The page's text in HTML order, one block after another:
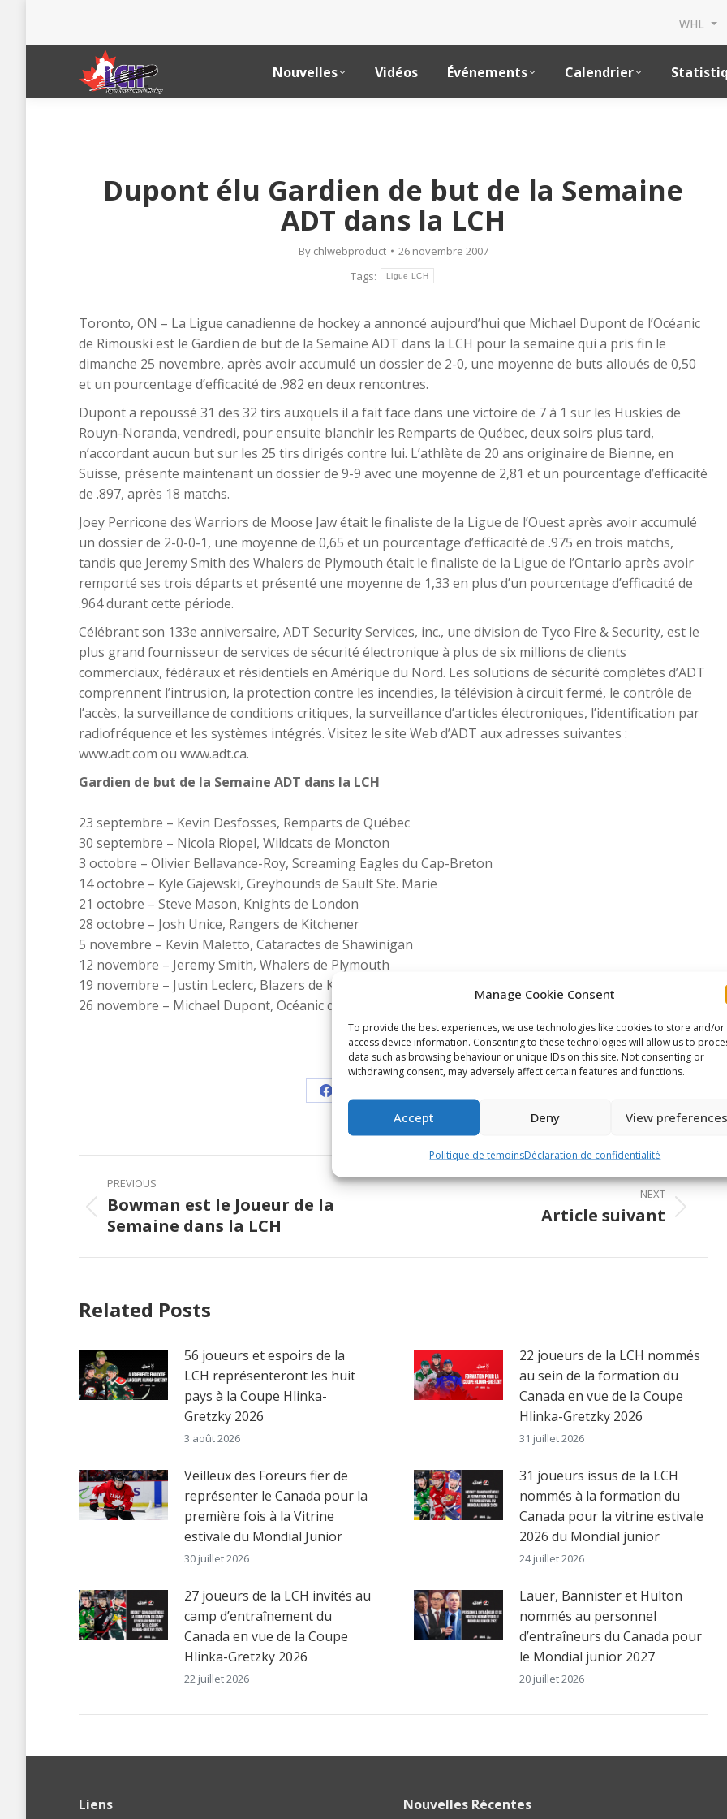
Manage Cookie Consent
To provide the best experiences, we use technologies like cookies to store and/or
access device information. Consenting to these technologies will allow us to
data such as browsing behaviour or unique IDs on this site. Not consenting or
withdrawing consent, may adversely affect certain features and functions.
Accept Deny View preferences
Politique de témoinsDéclaration de confidentialité
WHL
Nouvelles Vidéos Événements Calendrier
Dupont élu Gardien de but de la Semaine
ADT dans la LCH
By chlwebproduct
26 novembre 2007
Tags:
Ligue LCH
Toronto, ON – La Ligue canadienne de hockey a annoncé aujourd’hui que Michael Dupont de l’Océanic
de Rimouski est le Gardien de but de la Semaine ADT dans la LCH pour la semaine qui a pris fin le
dimanche 25 novembre, après avoir accumulé un dossier de 2-0, une moyenne de buts alloués de 0,50
et un pourcentage d’efficacité de .982 en deux rencontres.
Dupont a repoussé 31 des 32 tirs auxquels il a fait face dans une victoire de 7 à 1 sur les Huskies de
Rouyn-Noranda, vendredi, pour ensuite blanchir les Remparts de Québec, deux soirs plus tard,
n’accordant aucun but sur les 25 tirs dirigés contre lui. L’athlète de 20 ans originaire de Bienne, en
Suisse, présente maintenant un dossier de 9-9 avec une moyenne de 2,81 et un pourcentage d’efficacité
de .897, après 18 matchs.
Joey Perricone des Warriors de Moose Jaw était le finaliste de la Ligue de l’Ouest après avoir accumulé
un dossier de 2-0-0-1, une moyenne de 0,65 et un pourcentage d’efficacité de .975 en trois matchs,
tandis que Jeremy Smith des Whalers de Plymouth était le finaliste de la Ligue de l’Ontario après avoir
remporté ses trois départs et présenté une moyenne de 1,33 en plus d’un pourcentage d’efficacité de
.964 durant cette période.
Célébrant son 133e anniversaire, ADT Security Services, inc., une division de Tyco Fire & Security, est le
plus grand fournisseur de services de sécurité électronique à plus de six millions de clients
commerciaux, fédéraux et résidentiels en Amérique du Nord. Les solutions de sécurité complètes d’ADT
comprennent l’intrusion, la protection contre les incendies, la télévision à circuit fermé, le contrôle de
l’accès, la surveillance de conditions critiques, la surveillance d’articles électroniques, l’identification par
radiofréquence et les systèmes intégrés. Visitez le site Web d’ADT aux adresses suivantes :
www.adt.com ou www.adt.ca.
Gardien de but de la Semaine ADT dans la LCH
23 septembre – Kevin Desfosses, Remparts de Québec
30 septembre – Nicola Riopel, Wildcats de Moncton
3 octobre – Olivier Bellavance-Roy, Screaming Eagles du Cap-Breton
14 octobre – Kyle Gajewski, Greyhounds de Sault Ste. Marie
21 octobre – Steve Mason, Knights de London
28 octobre – Josh Unice, Rangers de Kitchener
5 novembre – Kevin Maletto, Cataractes de Shawinigan
12 novembre – Jeremy Smith, Whalers de Plymouth
19 novembre – Justin Leclerc, Blazers de Kamloops
26 novembre – Michael Dupont, Océanic de Rimouski
Share This Article
Share
Facebook
Share Share
on
Pinterest
Share
LinkedIn
Post
navigation
PREVIOUS
Previous
post:
Bowman est le Joueur de la
Semaine dans la LCH
NEXT
Article suivant
Related Posts
56 joueurs et espoirs de la
LCH représenteront les huit
pays à la Coupe Hlinka-
Gretzky 2026
3 août 2026
22 joueurs de la LCH nommés
au sein de la formation du
Canada en vue de la Coupe
Hlinka-Gretzky 2026
31 juillet 2026
Veilleux des Foreurs fier de
représenter le Canada pour la
première fois à la Vitrine
estivale du Mondial Junior
30 juillet 2026
31 joueurs issus de la LCH
nommés à la formation du
Canada pour la vitrine estivale
2026 du Mondial junior
24 juillet 2026
27 joueurs de la LCH invités au
camp d’entraînement du
Canada en vue de la Coupe
Hlinka-Gretzky 2026
22 juillet 2026
Lauer, Bannister et Hulton
nommés au personnel
d’entraîneurs du Canada pour
le Mondial junior 2027
20 juillet 2026
Liens Nouvelles Récentes